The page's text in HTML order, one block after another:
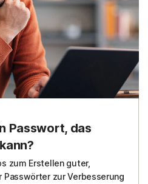
Passwort, das
zum Erstellen guter,
zur Verbesserung